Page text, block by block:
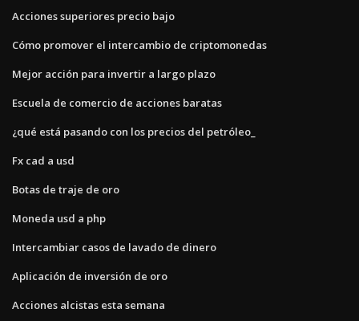
Acciones superiores precio bajo
Cómo promover el intercambio de criptomonedas
Mejor acción para invertir a largo plazo
Escuela de comercio de acciones baratas
¿qué está pasando con los precios del petróleo_
Fx cad a usd
Botas de traje de oro
Moneda usd a php
Intercambiar casos de lavado de dinero
Aplicación de inversión de oro
Acciones alcistas esta semana